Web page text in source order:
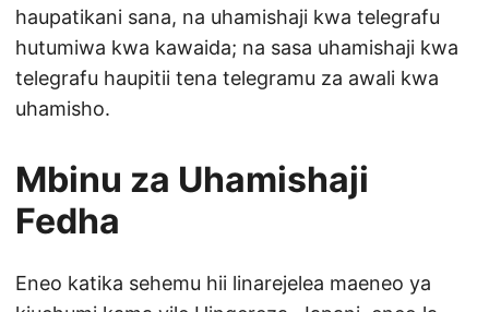
haupatikani sana, na uhamishaji kwa telegrafu
hutumiwa kwa kawaida; na sasa uhamishaji kwa
telegrafu haupitii tena telegramu za awali kwa
uhamisho.
Mbinu za Uhamishaji
Fedha
Eneo katika sehemu hii linarejelea maeneo ya